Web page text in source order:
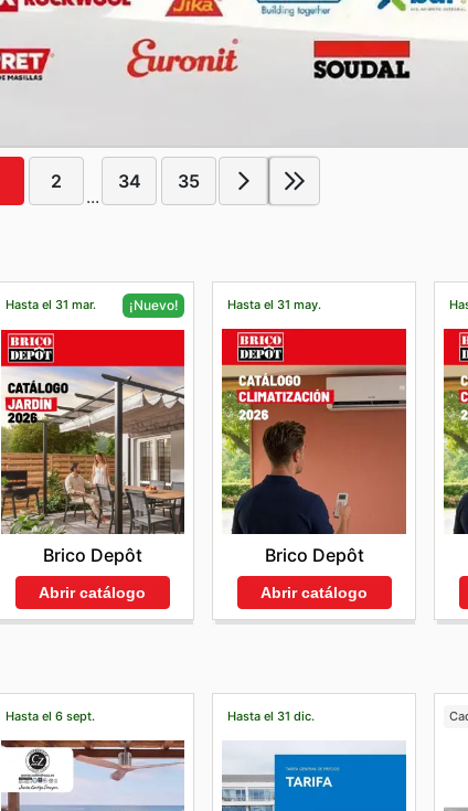
2
...
34 35
Hasta el 31 mar. ¡Nuevo!
Brico Depôt
Abrir catálogo
Hasta el 31 may.
Brico Depôt
Abrir catálogo
Hasta el 6 sept. Hasta el 31 dic.